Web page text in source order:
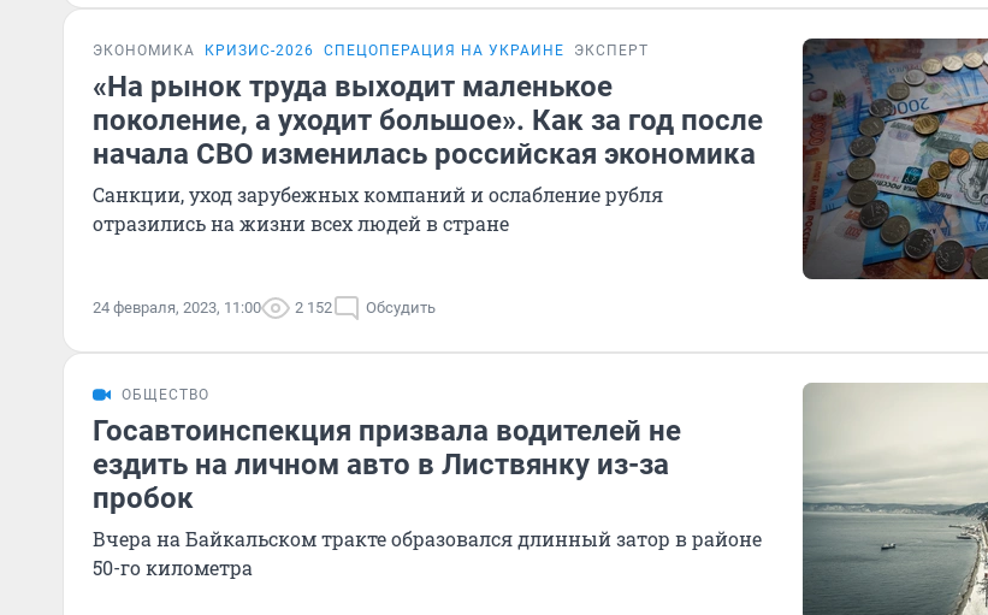
ЭКОНОМИКА КРИЗИС-2026 СПЕЦОПЕРАЦИЯ НА УКРАИНЕ ЭКСПЕРТ
«На рынок труда выходит маленькое
поколение, а уходит большое». Как за год после
начала СВО изменилась российская экономика
Санкции, уход зарубежных компаний и ослабление рубля
отразились на жизни всех людей в стране
24 февраля, 2023, 11:00 2 152 Обсудить
ОБЩЕСТВО
Госавтоинспекция призвала водителей не
ездить на личном авто в Листвянку из-за
пробок
Вчера на Байкальском тракте образовался длинный затор в районе
50-го километра